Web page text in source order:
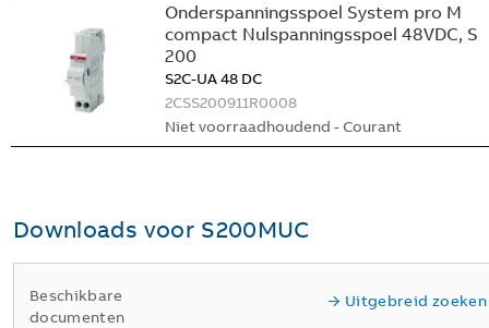
Onderspanningsspoel System pro M
compact Nulspanningsspoel 48VDC, S
200
S2C-UA 48 DC
2CSS200911R0008
Niet voorraadhoudend - Courant
Downloads voor S200MUC
Beschikbare
documenten
Uitgebreid zoeken